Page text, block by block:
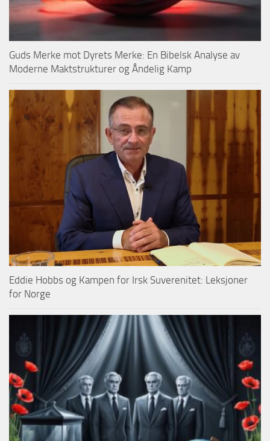
Guds Merke mot Dyrets Merke: En Bibelsk Analyse av
Moderne Maktstrukturer og Åndelig Kamp
Eddie Hobbs og Kampen for Irsk Suverenitet: Leksjoner
for Norge